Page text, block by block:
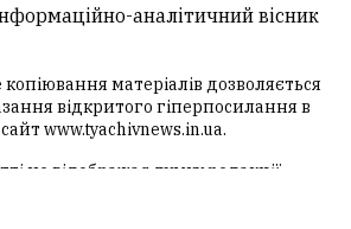
аналітичний вісник
матеріалів дозволяється
відкритого гіперпосилання в
www.tyachivnews.in.ua.
не відображає думку редакції.